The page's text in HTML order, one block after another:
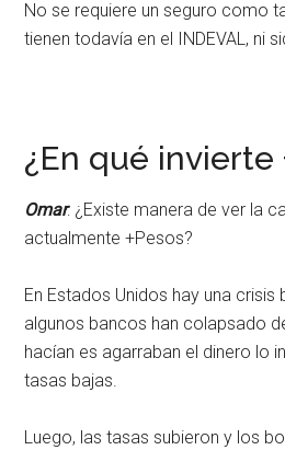
No se requiere un seguro como
tienen todavía en el INDEVAL, ni
¿En qué invierte
Omar: ¿Existe manera de ver la
actualmente +Pesos?
En Estados Unidos hay una crisis
algunos bancos han colapsado
hacían es agarraban el dinero lo
tasas bajas.
Luego, las tasas subieron y los